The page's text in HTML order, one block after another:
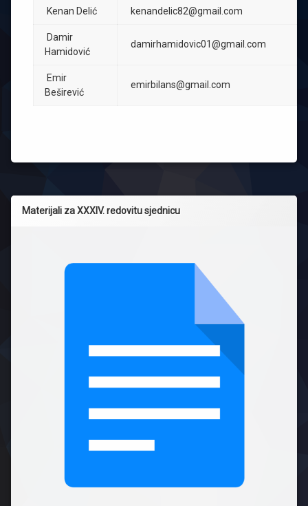
Kenan Delić kenandelic82@gmail.com
Damir
Hamidović
damirhamidovic01@gmail.com
Emir
Beširević
emirbilans@gmail.com
Materijali za XXXIV. redovitu sjednicu